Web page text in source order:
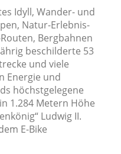
Idyll, Wander- und
Natur-Erlebnis-
Bergbahnen
beschilderte 53
und viele
Energie und
höchstgelegene
1.284 Metern Höhe
Ludwig II.
E-Bike